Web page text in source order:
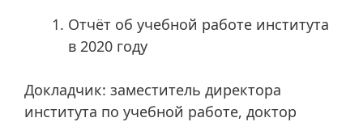
Отчёт об учебной работе института
в 2020 году
Докладчик: заместитель директора
института по учебной работе, доктор